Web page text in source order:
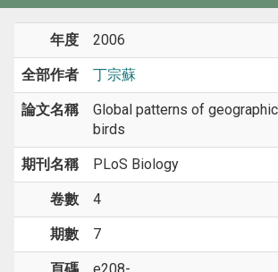
年度 2006
全部作者 丁宗蘇
論文名稱
Global patterns of
birds
期刊名稱 PLoS Biology
卷數 4
期數 7